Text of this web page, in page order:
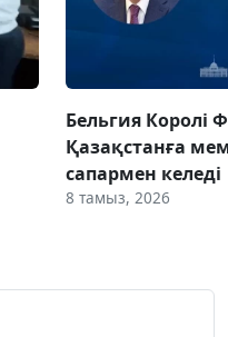
Бельгия Королі
Қазақстанға
сапармен келеді
8 тамыз, 2026